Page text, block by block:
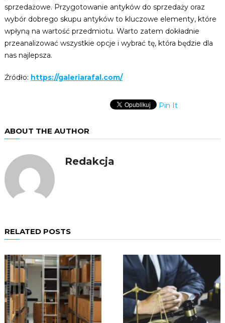
sprzedażowe. Przygotowanie antyków do sprzedaży oraz
wybór dobrego skupu antyków to kluczowe elementy, które
wpłyną na wartość przedmiotu. Warto zatem dokładnie
przeanalizować wszystkie opcje i wybrać tę, która będzie dla
nas najlepsza.
Źródło: https://galeriarafal.com/
Pin It
ABOUT THE AUTHOR
Redakcja
RELATED POSTS